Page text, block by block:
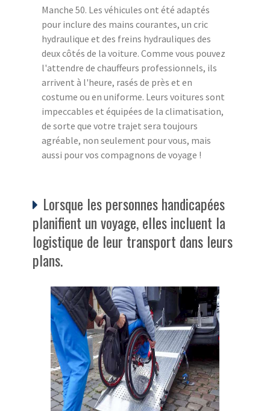
Manche 50. Les véhicules ont été adaptés
pour inclure des mains courantes, un cric
hydraulique et des freins hydrauliques des
deux côtés de la voiture. Comme vous pouvez
l'attendre de chauffeurs professionnels, ils
arrivent à l'heure, rasés de près et en
costume ou en uniforme. Leurs voitures sont
impeccables et équipées de la climatisation,
de sorte que votre trajet sera toujours
agréable, non seulement pour vous, mais
aussi pour vos compagnons de voyage !
Lorsque les personnes handicapées
planifient un voyage, elles incluent la
logistique de leur transport dans leurs
plans.